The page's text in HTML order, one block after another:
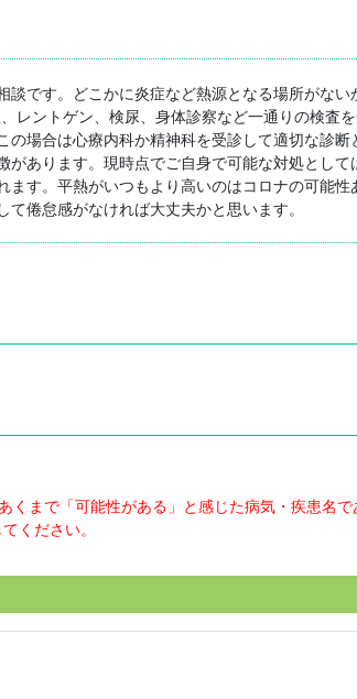
です。どこかに炎症など熱源となる場所がな
ントゲン、検尿、身体診察など一通りの検査
場合は心療内科か精神科を受診して適切な診
あります。現時点でご自身で可能な対処とし
す。平熱がいつもより高いのはコロナの可能
倦怠感がなければ大丈夫かと思います。
まで「可能性がある」と感じた病気・疾患名
ください。